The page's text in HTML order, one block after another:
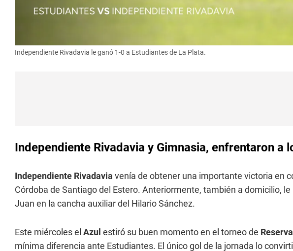
Independiente Rivadavia le ganó 1-0 a Estudiantes de La Plata.
Independiente Rivadavia y Gimnasia, enfrentaron a
Independiente Rivadavia venía de obtener una importante victoria en
Córdoba de Santiago del Estero. Anteriormente, también a domicilio,
Juan en la cancha auxiliar del Hilario Sánchez.
Este miércoles el Azul estiró su buen momento en el torneo de
mínima diferencia ante Estudiantes. El único gol de la jornada lo